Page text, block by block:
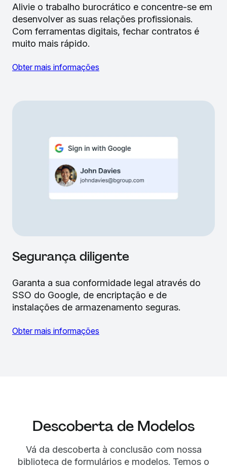
Alivie o trabalho burocrático e concentre-se em
desenvolver as suas relações profissionais.
Com ferramentas digitais, fechar contratos é
muito mais rápido.
Obter mais informações
Segurança diligente
Garanta a sua conformidade legal através do
SSO do Google, de encriptação e de
instalações de armazenamento seguras.
Obter mais informações
Descoberta de Modelos
Vá da descoberta à conclusão com nossa
biblioteca de formulários e modelos. Temos o